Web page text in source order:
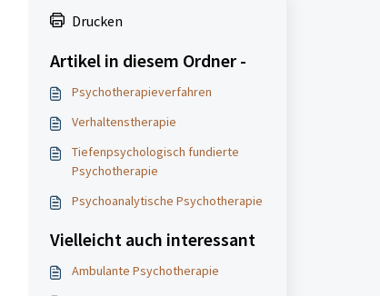
Drucken
Artikel in diesem Ordner -
Psychotherapieverfahren
Verhaltenstherapie
Tiefenpsychologisch fundierte
Psychotherapie
Psychoanalytische Psychotherapie
Vielleicht auch interessant
Ambulante Psychotherapie